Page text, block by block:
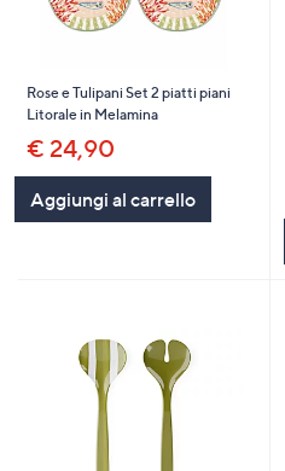
Rose e Tulipani Set 2 piatti piani
Litorale in Melamina
€ 24,90
Aggiungi al carrello